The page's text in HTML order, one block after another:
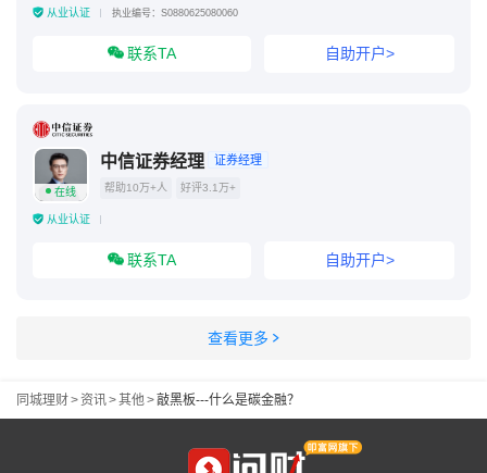
从业认证 执业编号：S0880625080060
联系TA 自助开户>
在线
中信证券经理 证券经理
帮助10万+人 好评3.1万+
从业认证
联系TA 自助开户>
查看更多
同城理财>资讯>其他>敲黑板---什么是碳金融？